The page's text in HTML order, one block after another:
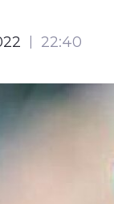
22:40